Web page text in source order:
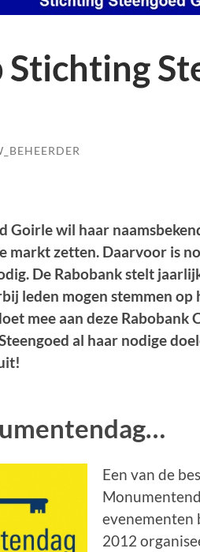
Stichting
Goirle wil haar
markt zetten. Daarvoor is
De Rabobank stelt
leden mogen stemmen
mee aan deze Rabobank
al haar nodige
Een van de
evenementen
2012